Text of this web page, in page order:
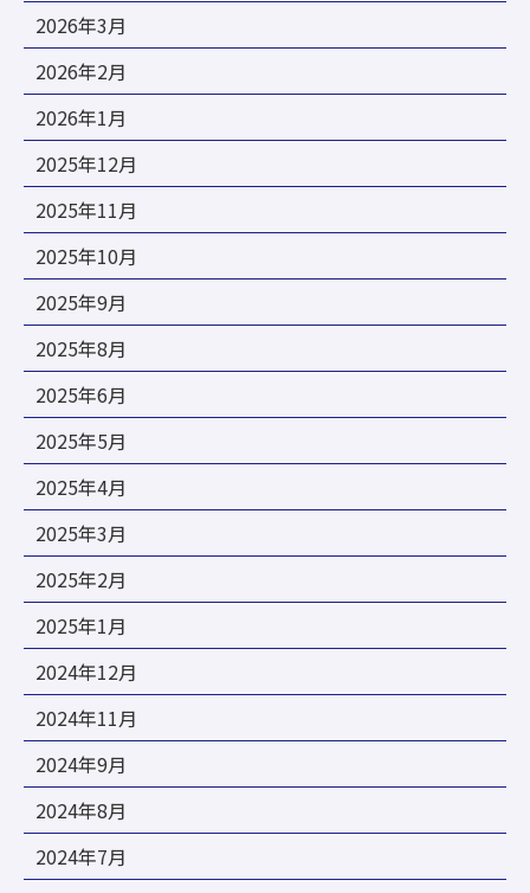
2026年3月
2026年2月
2026年1月
2025年12月
2025年11月
2025年10月
2025年9月
2025年8月
2025年6月
2025年5月
2025年4月
2025年3月
2025年2月
2025年1月
2024年12月
2024年11月
2024年9月
2024年8月
2024年7月